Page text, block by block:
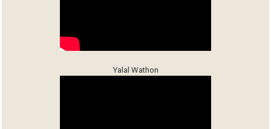
Yalal Wathon